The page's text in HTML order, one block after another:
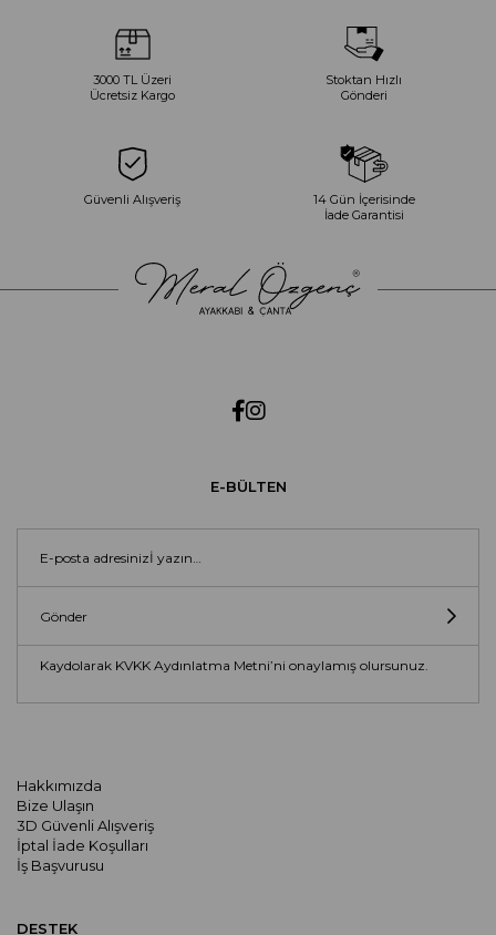
3000 TL Üzeri
Ücretsiz Kargo
Stoktan Hızlı
Gönderi
Güvenli Alışveriş
14 Gün İçerisinde
İade Garantisi
Hakkımızda
Bize Ulaşın
3D Güvenli Alışveriş
İptal İade Koşulları
İş Başvurusu
E-BÜLTEN
Gönder
Kaydolarak KVKK Aydınlatma Metni’ni onaylamış olursunuz.
DESTEK